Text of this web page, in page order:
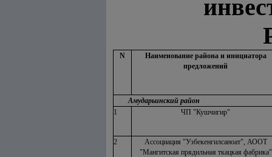
N
Наименование района и инициатора
предложений
Амударьинский район
1
ЧП "Кушчигир"
2
Ассоциация "Узбекенгилсаноат", АООТ
"Мангитская прядильная ткацкая фабрика"